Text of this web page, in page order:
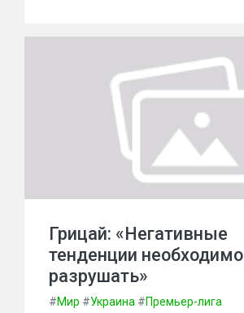
Грицай: «Негативные
тенденции необходимо
разрушать»
#Мир #Украина #Премьер-лига